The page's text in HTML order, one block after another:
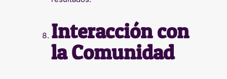
Interacción con
la Comunidad